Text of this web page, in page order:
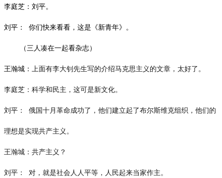
李庭芝：刘平。
刘平： 你们快来看看，这是《新青年》。
（三人凑在一起看杂志）
王瀚城： 上面有李大钊先生写的介绍马克思主义的文章，太好了。
李庭芝：科学和民主，这可是新文化。
刘平： 俄国十月革命成功了，他们建立起了布尔斯维克组织，他们的
理想是实现共产主义。
王瀚城：共产主义？
刘平： 对，就是社会人人平等，人民起来当家作主。